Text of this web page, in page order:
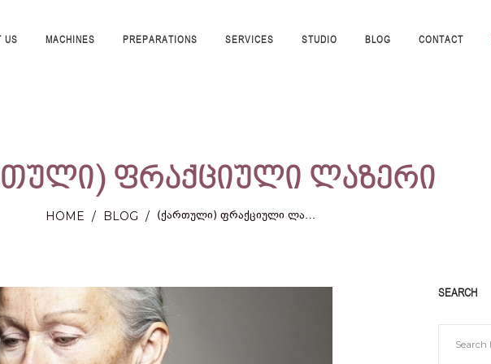
US MACHINES PREPARATIONS SERVICES STUDIO BLOG CONTACT
ფრაქციული ლაზერი
HOME / BLOG / (ᲥᲐᲠᲗᲣᲚᲘ) ᲤᲠᲐᲥᲪᲘᲣᲚᲘ ᲚᲐᲖᲔᲠᲘ
SEARCH